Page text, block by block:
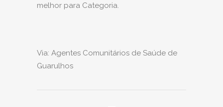
melhor para Categoria.
Via: Agentes Comunitários de Saúde de
Guarulhos